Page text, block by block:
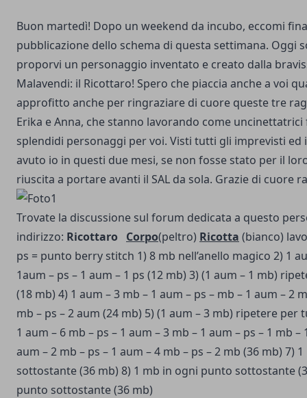
Buon martedì! Dopo un weekend da incubo, eccomi
pubblicazione dello schema di questa settimana. Oggi
proporvi un personaggio inventato e creato dalla
Malavendi: il Ricottaro! Spero che piaccia anche a voi
approfitto anche per ringraziare di cuore queste tre
Erika e Anna, che stanno lavorando come
splendidi personaggi per voi. Visti tutti gli imprevisti ed
avuto io in questi due mesi, se non fosse stato per il
riuscita a portare avanti il SAL da sola. Grazie di cuore
Trovate la discussione sul forum dedicata a questo
indirizzo: Ricottaro Corpo(peltro) Ricotta (bianco)
ps = punto berry stitch 1) 8 mb nell’anello magico 2) 1
1aum – ps – 1 aum – 1 ps (12 mb) 3) (1 aum – 1 mb)
(18 mb) 4) 1 aum – 3 mb – 1 aum – ps – mb – 1 aum – 2
mb – ps – 2 aum (24 mb) 5) (1 aum – 3 mb) ripetere per
1 aum – 6 mb – ps – 1 aum – 3 mb – 1 aum – ps – 1 mb –
aum – 2 mb – ps – 1 aum – 4 mb – ps – 2 mb (36 mb) 7)
sottostante (36 mb) 8) 1 mb in ogni punto sottostante
punto sottostante (36 mb)